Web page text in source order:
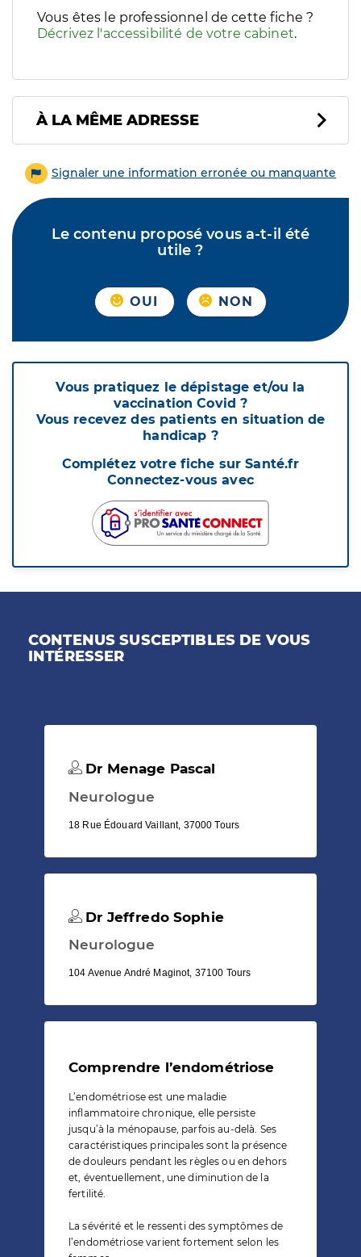
Vous êtes le professionnel de cette fiche ?
Décrivez l'accessibilité de votre cabinet.
À LA MÊME ADRESSE
Signaler une information erronée ou manquante
Le contenu proposé vous a-t-il été
utile ?
OUI NON
Vous pratiquez le dépistage et/ou la
vaccination Covid ?
Vous recevez des patients en situation de
handicap ?
Complétez votre fiche sur Santé.fr
Connectez-vous avec
CONTENUS SUSCEPTIBLES DE VOUS
INTÉRESSER
Dr Menage Pascal
Neurologue
18 Rue Édouard Vaillant, 37000 Tours
Dr Jeffredo Sophie
Neurologue
104 Avenue André Maginot, 37100 Tours
Comprendre l’endométriose
L’endométriose est une maladie
inflammatoire chronique, elle persiste
jusqu’à la ménopause, parfois au-delà. Ses
caractéristiques principales sont la présence
de douleurs pendant les règles ou en dehors
et, éventuellement, une diminution de la
fertilité.
La sévérité et le ressenti des symptômes de
l’endométriose varient fortement selon les